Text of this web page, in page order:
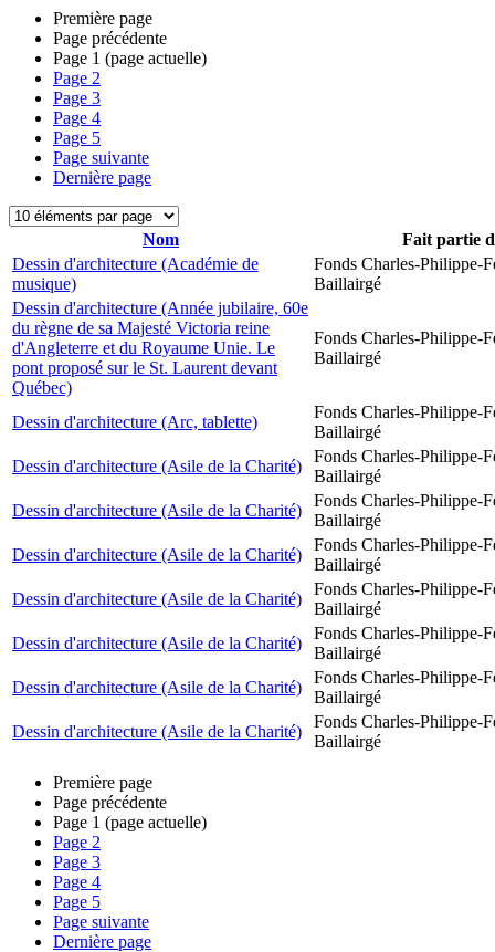
Première page
Page précédente
Page 1 (page actuelle)
Page 2
Page 3
Page 4
Page 5
Page suivante
Dernière page
Nom
Fait partie
Dessin d'architecture (Académie de
musique)
Fonds Charles-Philippe-
Baillairgé
Dessin d'architecture (Année jubilaire, 60e
du règne de sa Majesté Victoria reine
d'Angleterre et du Royaume Unie. Le
pont proposé sur le St. Laurent devant
Québec)
Fonds Charles-Philippe-
Baillairgé
Dessin d'architecture (Arc, tablette)
Fonds Charles-Philippe-
Baillairgé
Dessin d'architecture (Asile de la Charité)
Fonds Charles-Philippe-
Baillairgé
Dessin d'architecture (Asile de la Charité)
Fonds Charles-Philippe-
Baillairgé
Dessin d'architecture (Asile de la Charité)
Fonds Charles-Philippe-
Baillairgé
Dessin d'architecture (Asile de la Charité)
Fonds Charles-Philippe-
Baillairgé
Dessin d'architecture (Asile de la Charité)
Fonds Charles-Philippe-
Baillairgé
Dessin d'architecture (Asile de la Charité)
Fonds Charles-Philippe-
Baillairgé
Dessin d'architecture (Asile de la Charité)
Fonds Charles-Philippe-
Baillairgé
Première page
Page précédente
Page 1 (page actuelle)
Page 2
Page 3
Page 4
Page 5
Page suivante
Dernière page